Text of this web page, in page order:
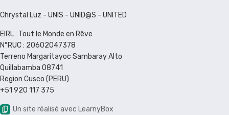
Chrystal Luz - UNIS - UNID@S - UNITED
EIRL : Tout le Monde en Rêve
N°RUC : 20602047378
Terreno Margaritayoc Sambaray Alto
Quillabamba 08741
Region Cusco (PERU)
+51 920 117 375
Un site réalisé avec LearnyBox